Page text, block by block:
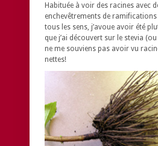
Habituée à voir des racines avec
enchevêtrements de
tous les sens, j’avoue avoir été
que j’ai découvert sur le stevia
ne me souviens pas avoir vu
nettes!